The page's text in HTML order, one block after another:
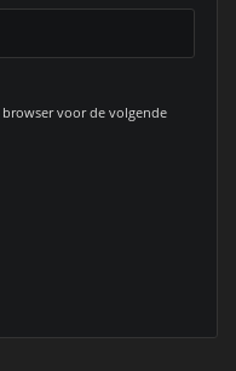
voor de volgende